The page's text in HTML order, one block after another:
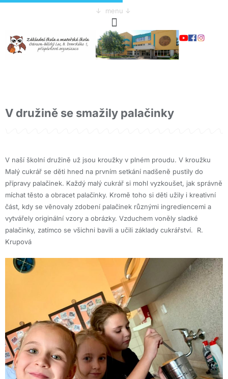
↓ menu ↓
V družině se smažily palačinky
V naší školní družině už jsou kroužky v plném proudu. V kroužku
Malý cukrář se děti hned na prvním setkání nadšeně pustily do
přípravy palačinek. Každý malý cukrář si mohl vyzkoušet, jak správně
míchat těsto a obracet palačinky. Kromě toho si děti užily i kreativní
část, kdy se věnovaly zdobení palačinek různými ingrediencemi a
vytvářely originální vzory a obrázky. Vzduchem voněly sladké
palačinky, zatímco se všichni bavili a učili základy cukrářství. R.
Krupová